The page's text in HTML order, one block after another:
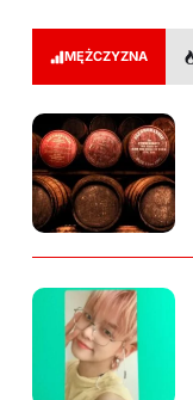
MĘŻCZYZNA